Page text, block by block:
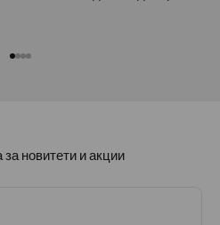
новитети и акции